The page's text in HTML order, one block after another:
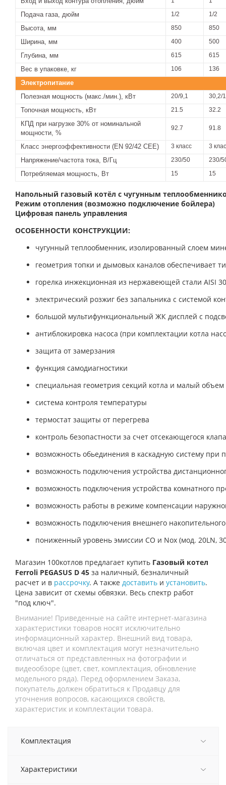
Подача газа, дюйм 1/2 1/2
Высота, мм 850 850
Ширина, мм 400 500
Глубина, мм 615 615
Вес в упаковке, кг 106 136
Электропитание
Полезная мощность (макс./мин.), кВт
20/9,1 30,2/
Топочная мощность, кВт 21.5 32.2
КПД при нагрузке 30% от номинальной
мощности, %
92.7 91.8
Класс энергоэффективности (EN 92/42 CEE) 3 класс 3
Напряжение/частота тока, В/Гц 230/50 230/
Потребляемая мощность, Вт 15 15
Напольный газовый котёл с чугунным
Режим отопления (возможно подключение бойлера)
Цифровая панель управления
ОСОБЕННОСТИ КОНСТРУКЦИИ:
чугунный теплообменник, изолированный слоем
геометрия топки и дымовых каналов обеспечивает
горелка инжекционная из нержавеющей стали AISI
электрический розжиг без запальника с системой
большой мультифункциональный ЖК дисплей с
антиблокировка насоса (при комплектации котла
защита от замерзания
функция самодиагностики
специальная геометрия секций котла и малый
система контроля температуры
термостат защиты от перегрева
контроль безопастности за счет отсекающегося
возможность обьединения в каскадную систему при
возможность подключения устройства
возможность подключения устройства комнатного
возможность работы в режиме компенсации
возможность подключения внешнего
пониженный уровень эмиссии CO и Nox (мод. 20LN,
Магазин 100котлов предлагает купить Газовый котел
Ferroli PEGASUS D 45 за наличный, безналичный
расчет и в рассрочку. А также доставить и установить.
Цена зависит от схемы обвязки. Весь спектр работ
"под ключ".
Внимание! Приведенные на сайте интернет-магазина
характеристики товаров носят исключительно
информационный характер. Внешний вид товара,
включая цвет и комплектация могут незначительно
отличаться от представленных на фотографии и
видеообзоре (цвет, свет, комплектация, обновление
модельного ряда). Перед оформлением Заказа,
покупатель должен обратиться к Продавцу для
уточнения вопросов, касающихся свойств,
характеристик и комплектации товара.
Комплектация
Характеристики